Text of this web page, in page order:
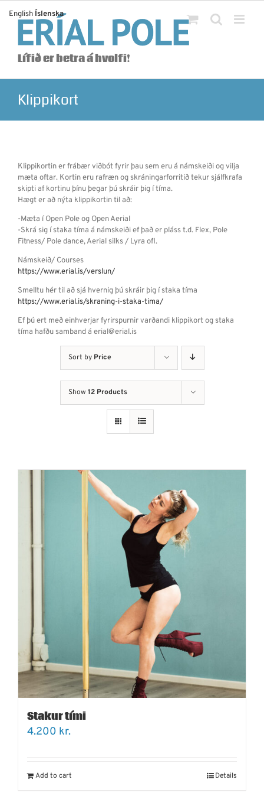
content
Lífið er betra á hvolfi!
Klippikort
Klippikortin er frábær viðbót fyrir þau sem eru á námskeiði og vilja
mæta oftar. Kortin eru rafræn og skráningarforritið tekur sjálfkrafa
skipti af kortinu þínu þegar þú skráir þig í tíma.
Hægt er að nýta klippikortin til að:
-Mæta í Open Pole og Open Aerial
-Skrá sig í staka tíma á námskeiði ef það er pláss t.d. Flex, Pole
Fitness/ Pole dance, Aerial silks / Lyra ofl.
Námskeið/ Courses
https://www.erial.is/verslun/
Smelltu hér til að sjá hvernig þú skráir þig í staka tíma
https://www.erial.is/skraning-i-staka-tima/
Ef þú ert með einhverjar fyrirspurnir varðandi klippikort og staka
tíma hafðu samband á erial@erial.is
Sort by Price
Show 12 Products
Stakur tími
4.200 kr.
Add to cart Details
English Íslenska